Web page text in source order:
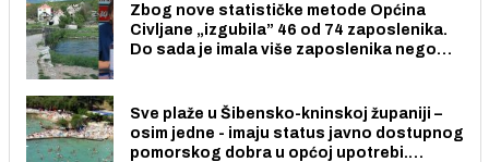
Zbog nove statističke metode Općina
Civljane „izgubila” 46 od 74 zaposlenika.
Do sada je imala više zaposlenika nego
Sve plaže u Šibensko-kninskoj županiji –
osim jedne - imaju status javno dostupnog
pomorskog dobra u općoj upotrebi.